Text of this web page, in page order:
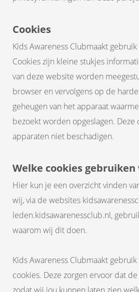
Cookies
Kids Awareness Clubmaakt gebruik
Cookies zijn kleine stukjes
van deze website worden
browser en vervolgens op de
geheugen van het apparaat
bezoekt worden opgeslagen. Deze
apparaten niet beschadigen.
Welke cookies gebruiken
Hier kun je een overzicht vinden
wij, via de websites
leden.kidsawarenessclub.nl,
waarom wij dit doen.
Kids Awareness Clubmaakt
cookies. Deze zorgen ervoor dat